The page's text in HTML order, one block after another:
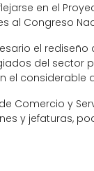
en el
al Congreso
el
del sector
el
Comercio y
y jefaturas,